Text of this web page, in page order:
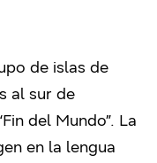
de islas de
al sur de
del Mundo”. La
en la lengua